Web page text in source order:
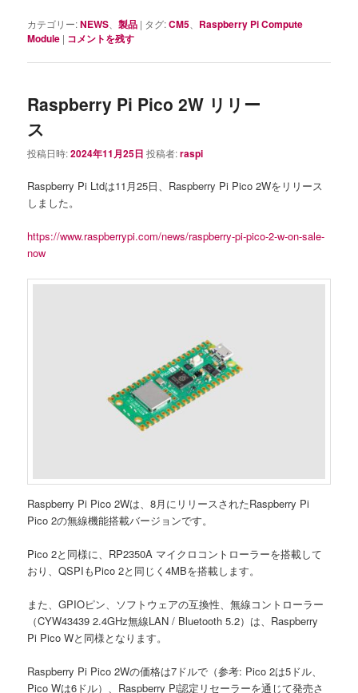
カテゴリー:NEWS 、製品 | タグ:CM5
Raspberry Pi Compute
Module | コメントを残す
Raspberry Pi Pico 2W リリー
ス
投稿日時:2024年11月25日 投稿者:raspi
Raspberry Pi Ltdは11月25日、Raspberry Pi Pico 2Wをリリース
しました。
https://www.raspberrypi.com/news/raspberry-pi-pico-2-w-on-sale-
now
Raspberry Pi Pico 2Wは、8月にリリースされたRaspberry Pi
Pico 2の無線機能搭載バージョンです。
Pico 2と同様に、RP2350A マイクロコントローラーを搭載して
おり、QSPIもPico 2と同じく4MBを搭載します。
また、GPIOピン、ソフトウェアの互換性、無線コントローラー
（CYW43439 2.4GHz無線LAN / Bluetooth 5.2）は、Raspberry
Pi Pico Wと同様となります。
Raspberry Pi Pico 2Wの価格は7ドルで（参考: Pico 2は5ドル、
Pico Wは6ドル）、Raspberry Pi認定リセーラーを通じて発売さ